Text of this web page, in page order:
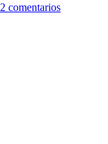
2 comentarios